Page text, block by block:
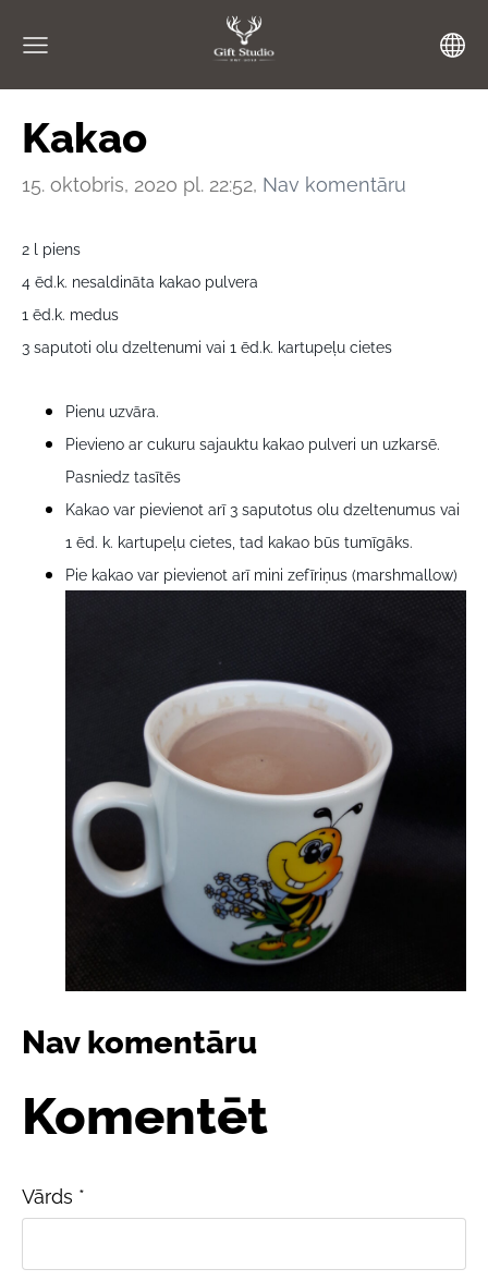
Kakao
15. oktobris, 2020 pl. 22:52, Nav komentāru
2 l piens
4 ēd.k. nesaldināta kakao pulvera
1 ēd.k. medus
3 saputoti olu dzeltenumi vai 1 ēd.k. kartupeļu cietes
Pienu uzvāra.
Pievieno ar cukuru sajauktu kakao pulveri un uzkarsē.
Pasniedz tasītēs
Kakao var pievienot arī 3 saputotus olu dzeltenumus vai
1 ēd. k. kartupeļu cietes, tad kakao būs tumīgāks.
Pie kakao var pievienot arī mini zefīriņus (marshmallow)
Nav komentāru
Komentēt
Vārds *